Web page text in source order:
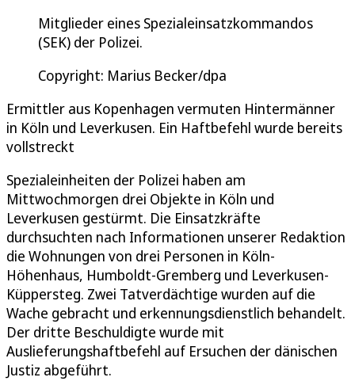
Mitglieder eines Spezialeinsatzkommandos
(SEK) der Polizei.
Copyright: Marius Becker/dpa
Ermittler aus Kopenhagen vermuten Hintermänner
in Köln und Leverkusen. Ein Haftbefehl wurde bereits
vollstreckt
Spezialeinheiten der Polizei haben am
Mittwochmorgen drei Objekte in Köln und
Leverkusen gestürmt. Die Einsatzkräfte
durchsuchten nach Informationen unserer Redaktion
die Wohnungen von drei Personen in Köln-
Höhenhaus, Humboldt-Gremberg und Leverkusen-
Küppersteg. Zwei Tatverdächtige wurden auf die
Wache gebracht und erkennungsdienstlich behandelt.
Der dritte Beschuldigte wurde mit
Auslieferungshaftbefehl auf Ersuchen der dänischen
Justiz abgeführt.